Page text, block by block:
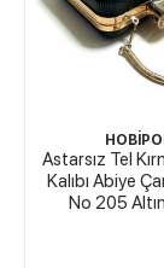
Astarsız Tel
Kalıbı Abiye
No 205